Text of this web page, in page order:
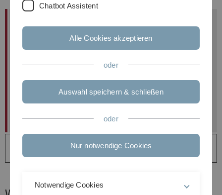
We are developing an open-​source framework for
continuous and reliable physical activity tracking at
low cost. The framework delivers researchers and
clinicians a transparent and easy-​to-configure tool
have full control over signal processing and data
streams, making the proprietary cloud based
More details about the open activity tracker
framework
Chatbot Assistent
Alle Cookies akzeptieren
oder
Auswahl speichern & schließen
oder
Nur notwendige Cookies
Notwendige Cookies